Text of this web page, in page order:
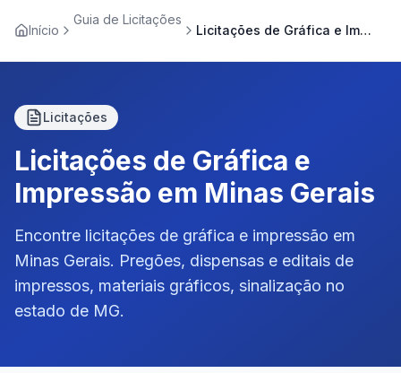
Início
Guia de Licitações
Licitações de Gráfica e Impressão em Minas Gerais
Licitações
Licitações de Gráfica e
Impressão em Minas Gerais
Encontre licitações de gráfica e impressão em
Minas Gerais. Pregões, dispensas e editais de
impressos, materiais gráficos, sinalização no
estado de MG.